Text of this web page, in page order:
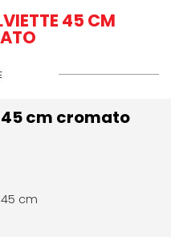
45 CM
cm cromato
cm